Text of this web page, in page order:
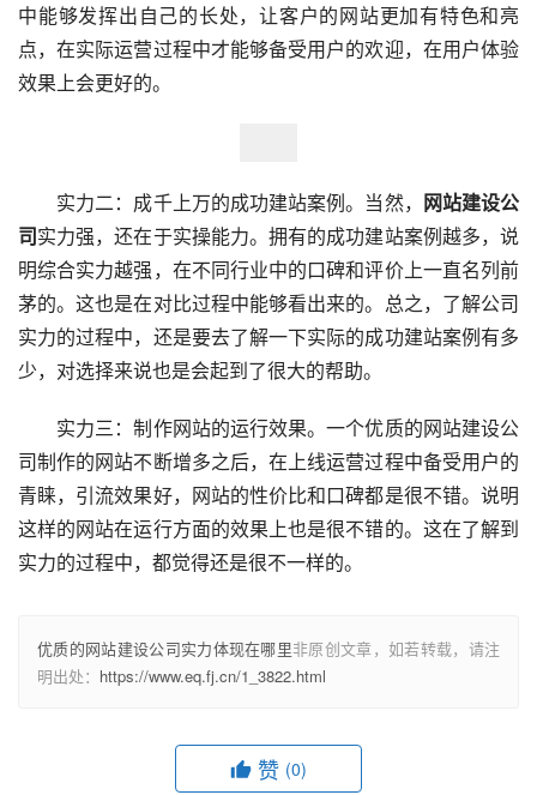
中能够发挥出自己的长处，让客户的网站更加有特色和亮
点，在实际运营过程中才能够备受用户的欢迎，在用户体验
效果上会更好的。
实力二：成千上万的成功建站案例。当然， 网站建设公
司实力强，还在于实操能力。拥有的成功建站案例越多，说
明综合实力越强，在不同行业中的口碑和评价上一直名列前
茅的。这也是在对比过程中能够看出来的。总之，了解公司
实力的过程中，还是要去了解一下实际的成功建站案例有多
少，对选择来说也是会起到了很大的帮助。
实力三：制作网站的运行效果。一个优质的网站建设公
司制作的网站不断增多之后，在上线运营过程中备受用户的
青睐，引流效果好，网站的性价比和口碑都是很不错。说明
这样的网站在运行方面的效果上也是很不错的。这在了解到
实力的过程中，都觉得还是很不一样的。
优质的网站建设公司实力体现在哪里非原创文章，如若转载，请注
明出处： https://www.eq.fj.cn/1_3822.html
赞 (0)